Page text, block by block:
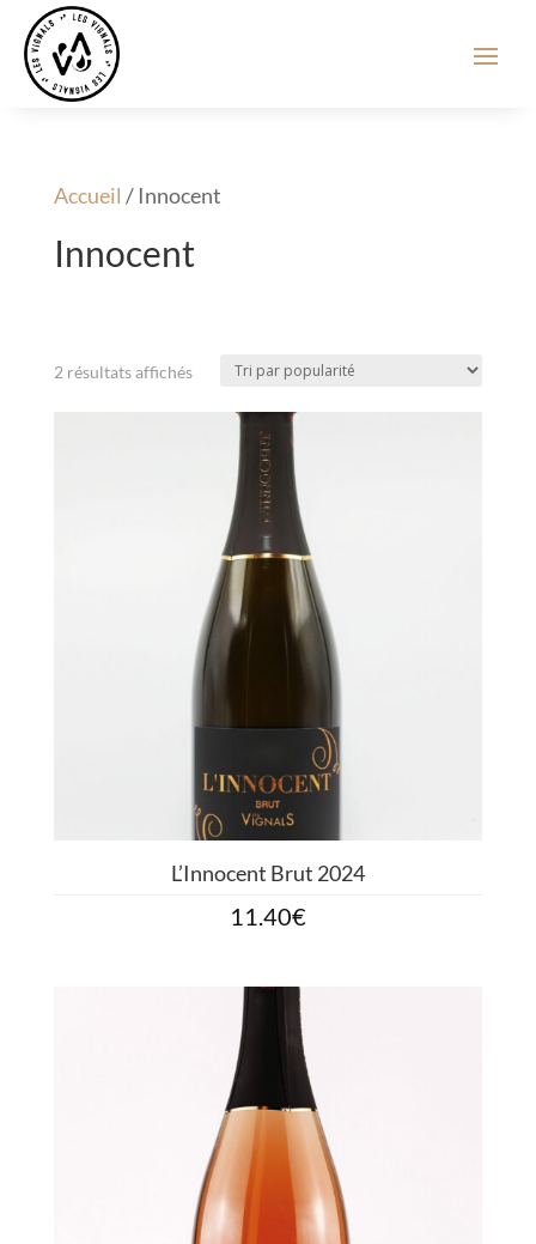
Accueil / Innocent
Innocent
2 résultats affichésTrié
popularité
L’Innocent Brut 2024
11.40€